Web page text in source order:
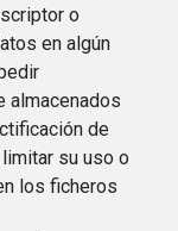
o
en algún
almacenados
de
su uso o
los ficheros